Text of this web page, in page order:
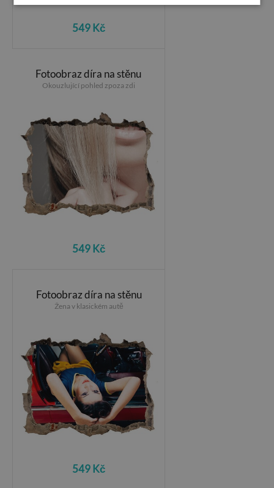
549 Kč
Fotoobraz díra na stěnu
Okouzlující pohled zpoza zdi
549 Kč
Fotoobraz díra na stěnu
Žena v klasickém autě
549 Kč